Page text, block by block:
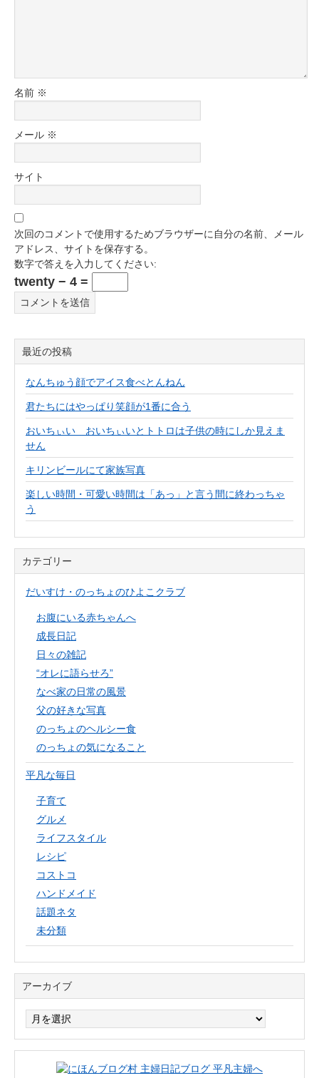
名前 ※
メール ※
サイト
次回のコメントで使用するためブラウザーに自分の名前、メール
アドレス、サイトを保存する。
数字で答えを入力してください:
twenty − 4 =
最近の投稿
なんちゅう顔でアイス食べとんねん
君たちにはやっぱり笑顔が1番に合う
おいちぃい おいちぃいとトトロは子供の時にしか見えま
せん
キリンビールにて家族写真
楽しい時間・可愛い時間は「あっ」と言う間に終わっちゃ
う
カテゴリー
だいすけ・のっちょのひよこクラブ
お腹にいる赤ちゃんへ
成長日記
日々の雑記
“オレに語らせろ”
なべ家の日常の風景
父の好きな写真
のっちょのヘルシー食
のっちょの気になること
平凡な毎日
子育て
グルメ
ライフスタイル
レシピ
コストコ
ハンドメイド
話題ネタ
未分類
アーカイブ
イ